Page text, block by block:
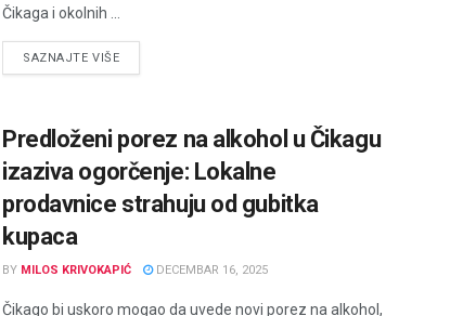
Čikaga i okolnih ...
SAZNAJTE VIŠEDETAILS
Predloženi porez na alkohol u Čikagu
izaziva ogorčenje: Lokalne
prodavnice strahuju od gubitka
kupaca
BY MILOS KRIVOKAPIĆ DECEMBAR 16, 2025
Čikago bi uskoro mogao da uvede novi porez na alkohol,